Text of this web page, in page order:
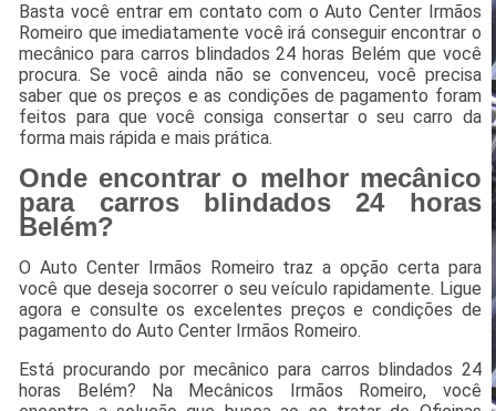
Basta você entrar em contato com o Auto Center Irmãos
Romeiro que imediatamente você irá conseguir encontrar o
mecânico para carros blindados 24 horas Belém que você
procura. Se você ainda não se convenceu, você precisa
saber que os preços e as condições de pagamento foram
feitos para que você consiga consertar o seu carro da
forma mais rápida e mais prática.
Onde encontrar o melhor mecânico
para carros blindados 24 horas
Belém?
O Auto Center Irmãos Romeiro traz a opção certa para
você que deseja socorrer o seu veículo rapidamente. Ligue
agora e consulte os excelentes preços e condições de
pagamento do Auto Center Irmãos Romeiro.
Está procurando por mecânico para carros blindados 24
horas Belém? Na Mecânicos Irmãos Romeiro, você